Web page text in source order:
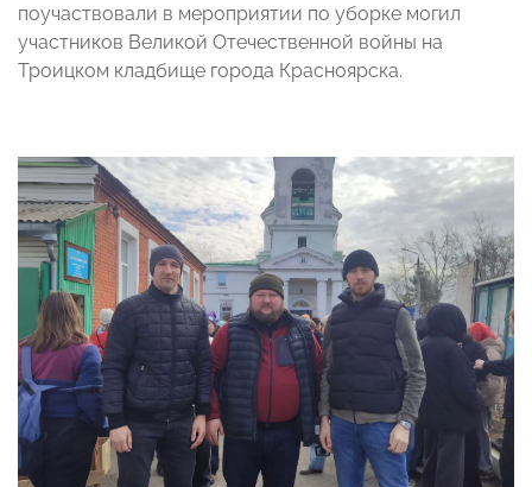
поучаствовали в мероприятии по уборке могил
участников Великой Отечественной войны на
Троицком кладбище города Красноярска.